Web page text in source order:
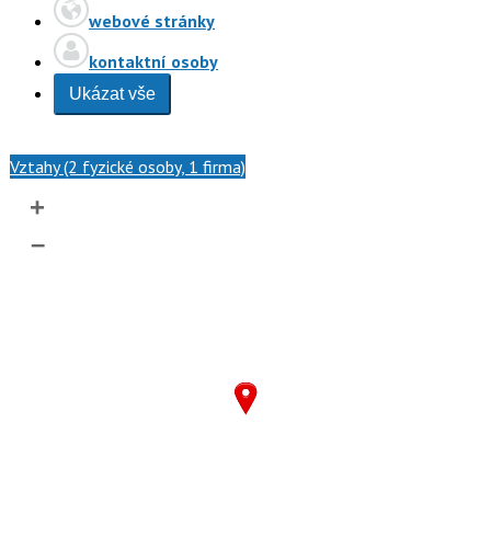
webové stránky
kontaktní osoby
Ukázat vše
Vztahy (2 fyzické osoby, 1 firma)
+
–